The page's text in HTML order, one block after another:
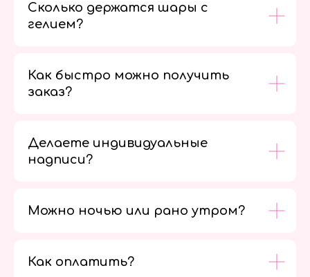
Сколько держатся шары с
гелием?
Как быстро можно получить
заказ?
Делаете индивидуальные
надписи?
Можно ночью или рано утром?
Как оплатить?